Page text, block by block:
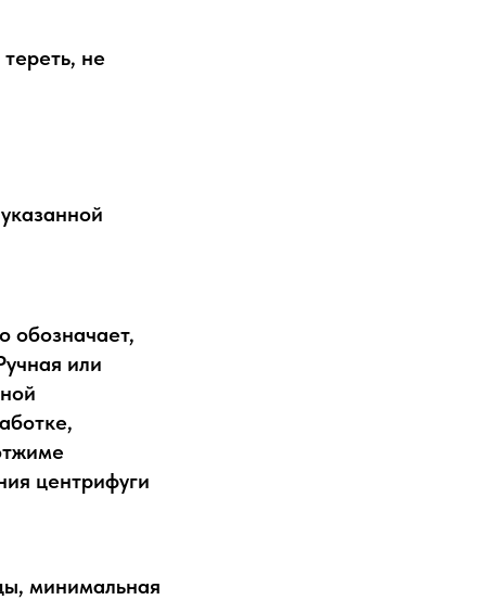
не
обозначает,
или
центрифуги
минимальная